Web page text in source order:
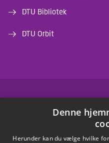
DTU Bibliotek
DTU Orbit
Denne
Herunder kan du vælge hvilke